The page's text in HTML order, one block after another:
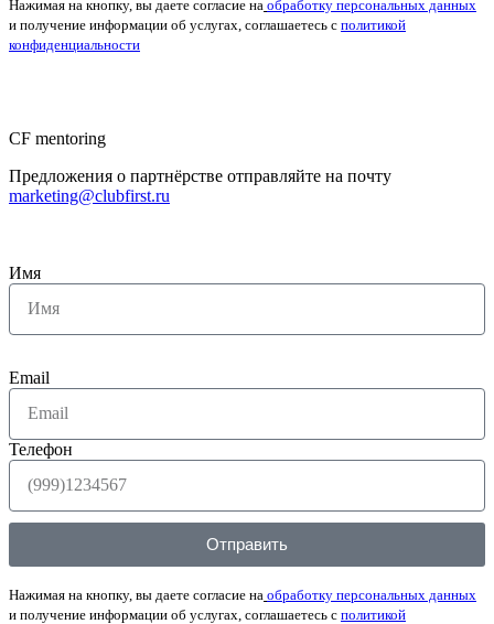
Нажимая на кнопку, вы даете согласие на обработку персональных данных
и получение информации об услугах, соглашаетесь с политикой
конфиденциальности
CF mentoring
Предложения о партнёрстве отправляйте на почту
marketing@clubfirst.ru
Имя
Email
Телефон
Отправить
Нажимая на кнопку, вы даете согласие на обработку персональных данных
и получение информации об услугах, соглашаетесь с политикой